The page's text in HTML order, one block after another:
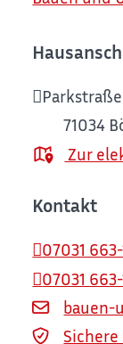
Parkstraße
71034
Zur
Kontakt
07031
07031 663-
bauen-